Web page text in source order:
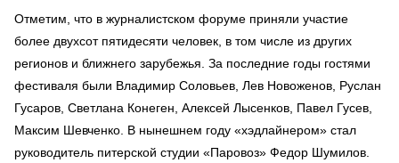
Отметим, что в журналистском форуме приняли участие
более двухсот пятидесяти человек, в том числе из других
регионов и ближнего зарубежья. За последние годы гостями
фестиваля были Владимир Соловьев, Лев Новоженов, Руслан
Гусаров, Светлана Конеген, Алексей Лысенков, Павел Гусев,
Максим Шевченко. В нынешнем году «хэдлайнером» стал
руководитель питерской студии «Паровоз» Федор Шумилов.